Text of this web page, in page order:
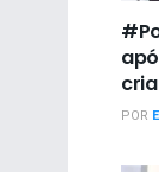
POR